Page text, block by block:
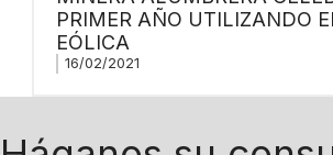
PRIMER AÑO UTILIZANDO
EÓLICA
16/02/2021